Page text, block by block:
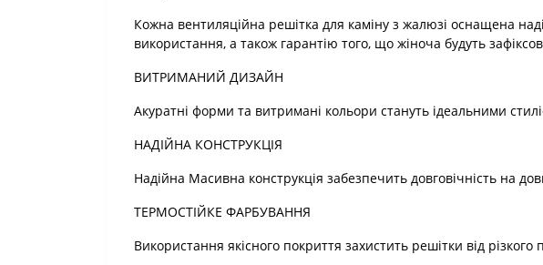
Кожна вентиляційна решітка для каміну з жалюзі оснащена
використання, а також гарантію того, що жіноча будуть
ВИТРИМАНИЙ ДИЗАЙН
Акуратні форми та витримані кольори стануть ідеальними
НАДІЙНА КОНСТРУКЦІЯ
Надійна Масивна конструкція забезпечить довговічність на
ТЕРМОСТІЙКЕ ФАРБУВАННЯ
Використання якісного покриття захистить решітки від